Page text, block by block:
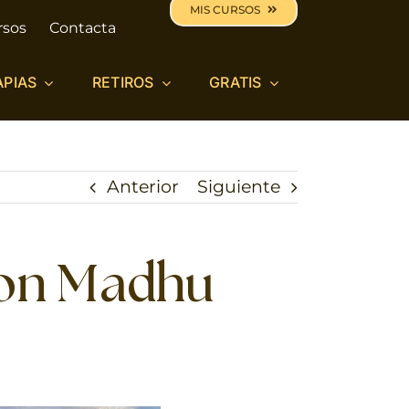
Contacta
MIS CURSOS
RETIROS GRATIS
Anterior Siguiente
Madhu